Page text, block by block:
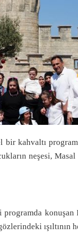
bir kahvaltı
neşesi, Masal
konuşan
ışıltının